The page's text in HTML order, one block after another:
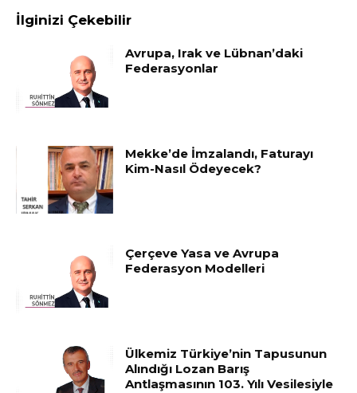
İlginizi Çekebilir
Avrupa, Irak ve Lübnan’daki
Federasyonlar
Mekke’de İmzalandı, Faturayı
Kim-Nasıl Ödeyecek?
Çerçeve Yasa ve Avrupa
Federasyon Modelleri
Ülkemiz Türkiye’nin Tapusunun
Alındığı Lozan Barış
Antlaşmasının 103. Yılı Vesilesiyle